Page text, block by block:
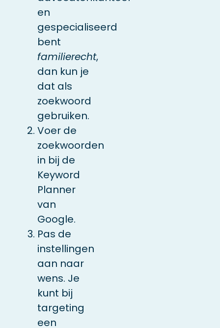
en
gespecialiseerd
bent
familierecht,
dan kun je
dat als
zoekwoord
gebruiken.
Voer de
zoekwoorden
in bij de
Keyword
Planner
van
Google.
Pas de
instellingen
aan naar
wens. Je
kunt bij
targeting
een